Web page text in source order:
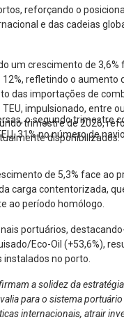
reforçando o
e das cadeias
um crescimento de
refletindo o aumento
das importações de
impulsionado, entre
trimestre de 2026,
disponibilizados.
o segundo trimestre
31% no número de
de 5,3% face ao
carga contentorizada,
ao período homólogo.
portuários,
Eco-Oil (+53,6%),
no porto.
a solidez da
para o sistema
internacionais, atrair